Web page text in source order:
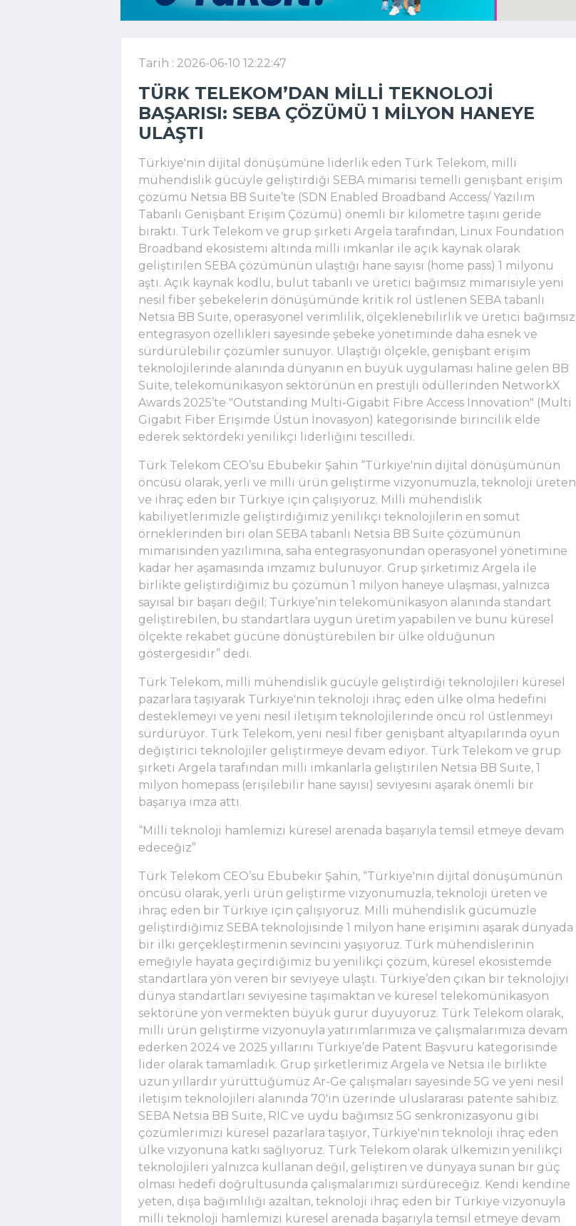
Tarih : 2026-06-10 12:22:47
TÜRK TELEKOM’DAN MILLI TEKNOLOJI
BAŞARISI: SEBA ÇÖZÜMÜ 1 MILYON HANEYE
ULAŞTI
Türkiye'nin dijital dönüşümüne liderlik eden Türk Telekom, milli
mühendislik gücüyle geliştirdiği SEBA mimarisi temelli genişbant erişim
çözümü Netsia BB Suite’te (SDN Enabled Broadband Access/ Yazılım
Tabanlı Genişbant Erişim Çözümü) önemli bir kilometre taşını geride
bıraktı. Türk Telekom ve grup şirketi Argela tarafından, Linux Foundation
Broadband ekosistemi altında milli imkanlar ile açık kaynak olarak
geliştirilen SEBA çözümünün ulaştığı hane sayısı (home pass) 1 milyonu
aştı. Açık kaynak kodlu, bulut tabanlı ve üretici bağımsız mimarisiyle yeni
nesil fiber şebekelerin dönüşümünde kritik rol üstlenen SEBA tabanlı
Netsia BB Suite, operasyonel verimlilik, ölçeklenebilirlik ve üretici bağımsız
entegrasyon özellikleri sayesinde şebeke yönetiminde daha esnek ve
sürdürülebilir çözümler sunuyor. Ulaştığı ölçekle, genişbant erişim
teknolojilerinde alanında dünyanın en büyük uygulaması haline gelen BB
Suite, telekomünikasyon sektörünün en prestijli ödüllerinden NetworkX
Awards 2025’te "Outstanding Multi-Gigabit Fibre Access Innovation" (Multi
Gigabit Fiber Erişimde Üstün İnovasyon) kategorisinde birincilik elde
ederek sektördeki yenilikçi liderliğini tescilledi.
Türk Telekom CEO’su Ebubekir Şahin “Türkiye'nin dijital dönüşümünün
öncüsü olarak, yerli ve milli ürün geliştirme vizyonumuzla, teknoloji üreten
ve ihraç eden bir Türkiye için çalışıyoruz. Milli mühendislik
kabiliyetlerimizle geliştirdiğimiz yenilikçi teknolojilerin en somut
örneklerinden biri olan SEBA tabanlı Netsia BB Suite çözümünün
mimarisinden yazılımına, saha entegrasyonundan operasyonel yönetimine
kadar her aşamasında imzamız bulunuyor. Grup şirketimiz Argela ile
birlikte geliştirdiğimiz bu çözümün 1 milyon haneye ulaşması, yalnızca
sayısal bir başarı değil; Türkiye’nin telekomünikasyon alanında standart
geliştirebilen, bu standartlara uygun üretim yapabilen ve bunu küresel
ölçekte rekabet gücüne dönüştürebilen bir ülke olduğunun
göstergesidir” dedi.
Türk Telekom, milli mühendislik gücüyle geliştirdiği teknolojileri küresel
pazarlara taşıyarak Türkiye'nin teknoloji ihraç eden ülke olma hedefini
desteklemeyi ve yeni nesil iletişim teknolojilerinde öncü rol üstlenmeyi
sürdürüyor. Türk Telekom, yeni nesil fiber genişbant altyapılarında oyun
değiştirici teknolojiler geliştirmeye devam ediyor. Türk Telekom ve grup
şirketi Argela tarafından milli imkanlarla geliştirilen Netsia BB Suite, 1
milyon homepass (erişilebilir hane sayısı) seviyesini aşarak önemli bir
başarıya imza attı.
“Milli teknoloji hamlemizi küresel arenada başarıyla temsil etmeye devam
edeceğiz”
Türk Telekom CEO’su Ebubekir Şahin, “Türkiye'nin dijital dönüşümünün
öncüsü olarak, yerli ürün geliştirme vizyonumuzla, teknoloji üreten ve
ihraç eden bir Türkiye için çalışıyoruz. Milli mühendislik gücümüzle
geliştirdiğimiz SEBA teknolojisinde 1 milyon hane erişimini aşarak dünyada
bir ilki gerçekleştirmenin sevincini yaşıyoruz. Türk mühendislerinin
emeğiyle hayata geçirdiğimiz bu yenilikçi çözüm, küresel ekosistemde
standartlara yön veren bir seviyeye ulaştı. Türkiye’den çıkan bir teknolojiyi
dünya standartları seviyesine taşımaktan ve küresel telekomünikasyon
sektörüne yön vermekten büyük gurur duyuyoruz. Türk Telekom olarak,
milli ürün geliştirme vizyonuyla yatırımlarımıza ve çalışmalarımıza devam
ederken 2024 ve 2025 yıllarını Türkiye’de Patent Başvuru kategorisinde
lider olarak tamamladık. Grup şirketlerimiz Argela ve Netsia ile birlikte
uzun yıllardır yürüttüğümüz Ar-Ge çalışmaları sayesinde 5G ve yeni nesil
iletişim teknolojileri alanında 70'in üzerinde uluslararası patente sahibiz.
SEBA Netsia BB Suite, RIC ve uydu bağımsız 5G senkronizasyonu gibi
çözümlerimizi küresel pazarlara taşıyor, Türkiye'nin teknoloji ihraç eden
ülke vizyonuna katkı sağlıyoruz. Türk Telekom olarak ülkemizin yenilikçi
teknolojileri yalnızca kullanan değil, geliştiren ve dünyaya sunan bir güç
olması hedefi doğrultusunda çalışmalarımızı sürdüreceğiz. Kendi kendine
yeten, dışa bağımlılığı azaltan, teknoloji ihraç eden bir Türkiye vizyonuyla
milli teknoloji hamlemizi küresel arenada başarıyla temsil etmeye devam